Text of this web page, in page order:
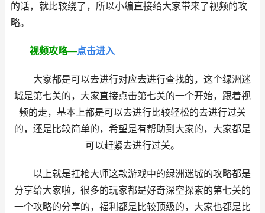
的话，就比较绕了，所以小编直接给大家带来了视频的攻
略。
视频攻略—点击进入
大家都是可以去进行对应去进行查找的，这个绿洲迷
城是第七关的，大家直接点击第七关的一个开始，跟着视
频的走，基本上都是可以去进行比较轻松的去进行过关
的，还是比较简单的，希望是有帮助到大家的，大家都是
可以赶紧去进行过关。
以上就是扛枪大师这款游戏中的绿洲迷城的攻略都是
分享给大家啦，很多的玩家都是好奇深空探索的第七关的
一个攻略的分享的，福利都是比较顶级的，大家也都是比